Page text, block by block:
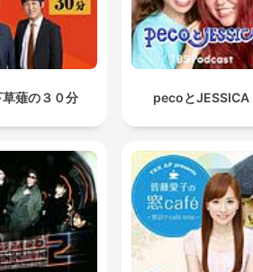
薙の３０分 pecoとJESSICA